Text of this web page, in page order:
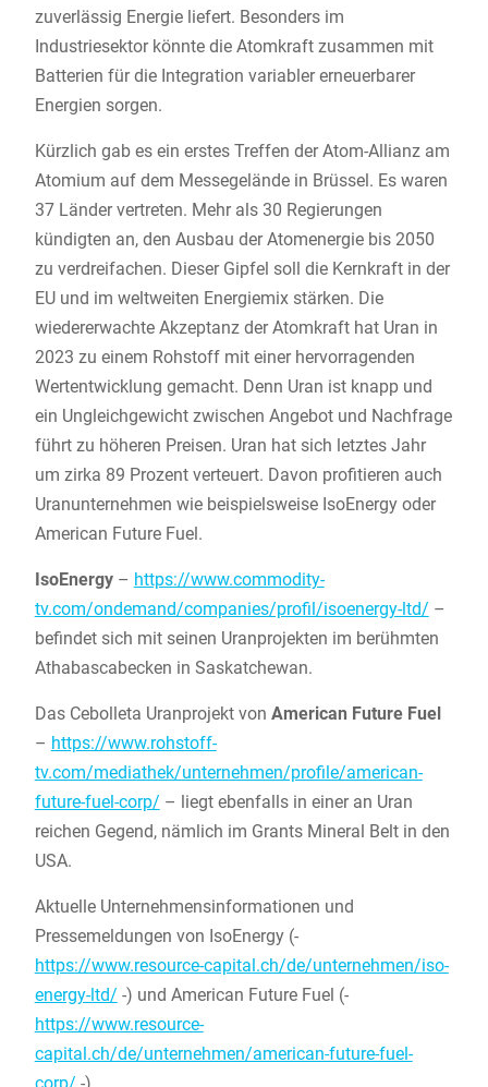
zuverlässig Energie liefert. Besonders im
Industriesektor könnte die Atomkraft zusammen mit
Batterien für die Integration variabler erneuerbarer
Energien sorgen.
Kürzlich gab es ein erstes Treffen der Atom-Allianz am
Atomium auf dem Messegelände in Brüssel. Es waren
37 Länder vertreten. Mehr als 30 Regierungen
kündigten an, den Ausbau der Atomenergie bis 2050
zu verdreifachen. Dieser Gipfel soll die Kernkraft in der
EU und im weltweiten Energiemix stärken. Die
wiedererwachte Akzeptanz der Atomkraft hat Uran in
2023 zu einem Rohstoff mit einer hervorragenden
Wertentwicklung gemacht. Denn Uran ist knapp und
ein Ungleichgewicht zwischen Angebot und Nachfrage
führt zu höheren Preisen. Uran hat sich letztes Jahr
um zirka 89 Prozent verteuert. Davon profitieren auch
Uranunternehmen wie beispielsweise IsoEnergy oder
American Future Fuel.
IsoEnergy– https://www.commodity-
tv.com/ondemand/companies/profil/isoenergy-ltd/ –
befindet sich mit seinen Uranprojekten im berühmten
Athabascabecken in Saskatchewan.
Das Cebolleta Uranprojekt von American Future Fuel
– https://www.rohstoff-
tv.com/mediathek/unternehmen/profile/american-
future-fuel-corp/ – liegt ebenfalls in einer an Uran
reichen Gegend, nämlich im Grants Mineral Belt in den
USA.
Aktuelle Unternehmensinformationen und
Pressemeldungen von IsoEnergy (-
https://www.resource-capital.ch/de/unternehmen/iso-
energy-ltd/ -) und American Future Fuel (-
https://www.resource-
capital.ch/de/unternehmen/american-future-fuel-